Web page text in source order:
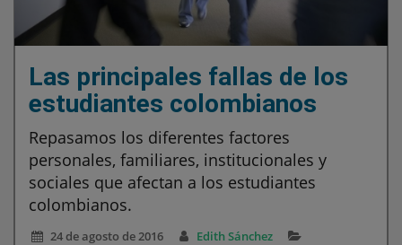
Las principales fallas de los
estudiantes colombianos
Repasamos los diferentes factores
personales, familiares, institucionales y
sociales que afectan a los estudiantes
colombianos.
24 de agosto de 2016
Edith Sánchez